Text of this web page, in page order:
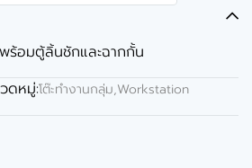
ร้อมตู้ลิ้นชักและฉากกั้น
ดหมู่:โต๊ะทำงานกลุ่ม,Workstation